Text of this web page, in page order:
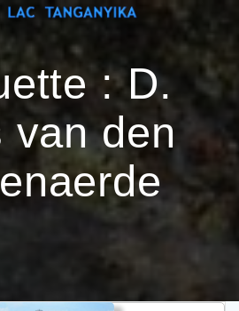
Passer
contenu
:D.
van den